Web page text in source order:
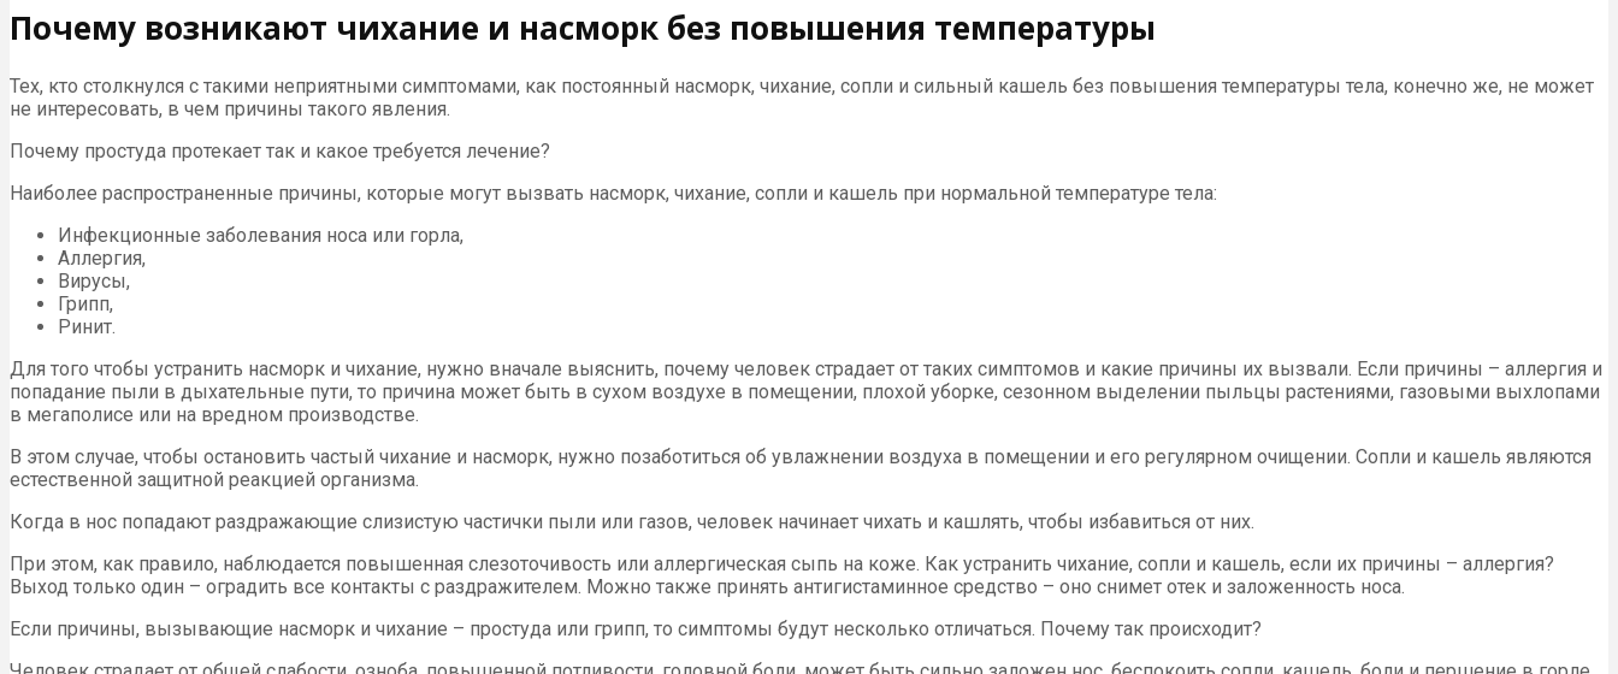
Почему возникают чихание и насморк без повышения температуры
Тех, кто столкнулся с такими неприятными симптомами, как постоянный насморк, чихание, сопли и сильный кашель без повышения температуры тела, конечно же, не может
не интересовать, в чем причины такого явления.
Почему простуда протекает так и какое требуется лечение?
Наиболее распространенные причины, которые могут вызвать насморк, чихание, сопли и кашель при нормальной температуре тела:
Инфекционные заболевания носа или горла,
Аллергия,
Вирусы,
Грипп,
Ринит.
Для того чтобы устранить насморк и чихание, нужно вначале выяснить, почему человек страдает от таких симптомов и какие причины их вызвали. Если причины – аллергия и
попадание пыли в дыхательные пути, то причина может быть в сухом воздухе в помещении, плохой уборке, сезонном выделении пыльцы растениями, газовыми выхлопами
в мегаполисе или на вредном производстве.
В этом случае, чтобы остановить частый чихание и насморк, нужно позаботиться об увлажнении воздуха в помещении и его регулярном очищении. Сопли и кашель являются
естественной защитной реакцией организма.
Когда в нос попадают раздражающие слизистую частички пыли или газов, человек начинает чихать и кашлять, чтобы избавиться от них.
При этом, как правило, наблюдается повышенная слезоточивость или аллергическая сыпь на коже. Как устранить чихание, сопли и кашель, если их причины – аллергия?
Выход только один – оградить все контакты с раздражителем. Можно также принять антигистаминное средство – оно снимет отек и заложенность носа.
Если причины, вызывающие насморк и чихание – простуда или грипп, то симптомы будут несколько отличаться. Почему так происходит?